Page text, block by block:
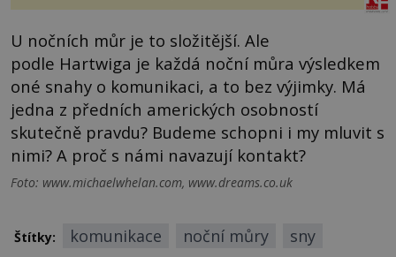
U nočních můr je to složitější. Ale
podle Hartwiga je každá noční můra výsledkem
oné snahy o komunikaci, a to bez výjimky. Má
jedna z předních amerických osobností
skutečně pravdu? Budeme schopni i my mluvit s
nimi? A proč s námi navazují kontakt?
Foto: www.michaelwhelan.com, www.dreams.co.uk
Štítky: komunikace noční můry sny